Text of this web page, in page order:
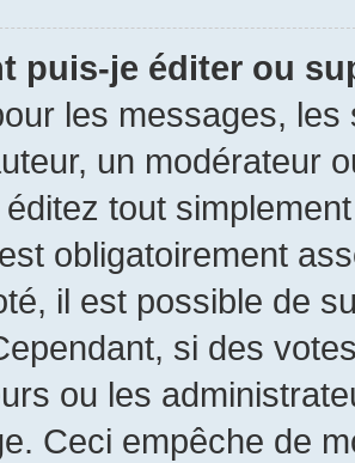
puis-je éditer ou
les messages,
un modérateur
tout
obligatoirement
il est possible de
si des
ou les
Ceci empêche de